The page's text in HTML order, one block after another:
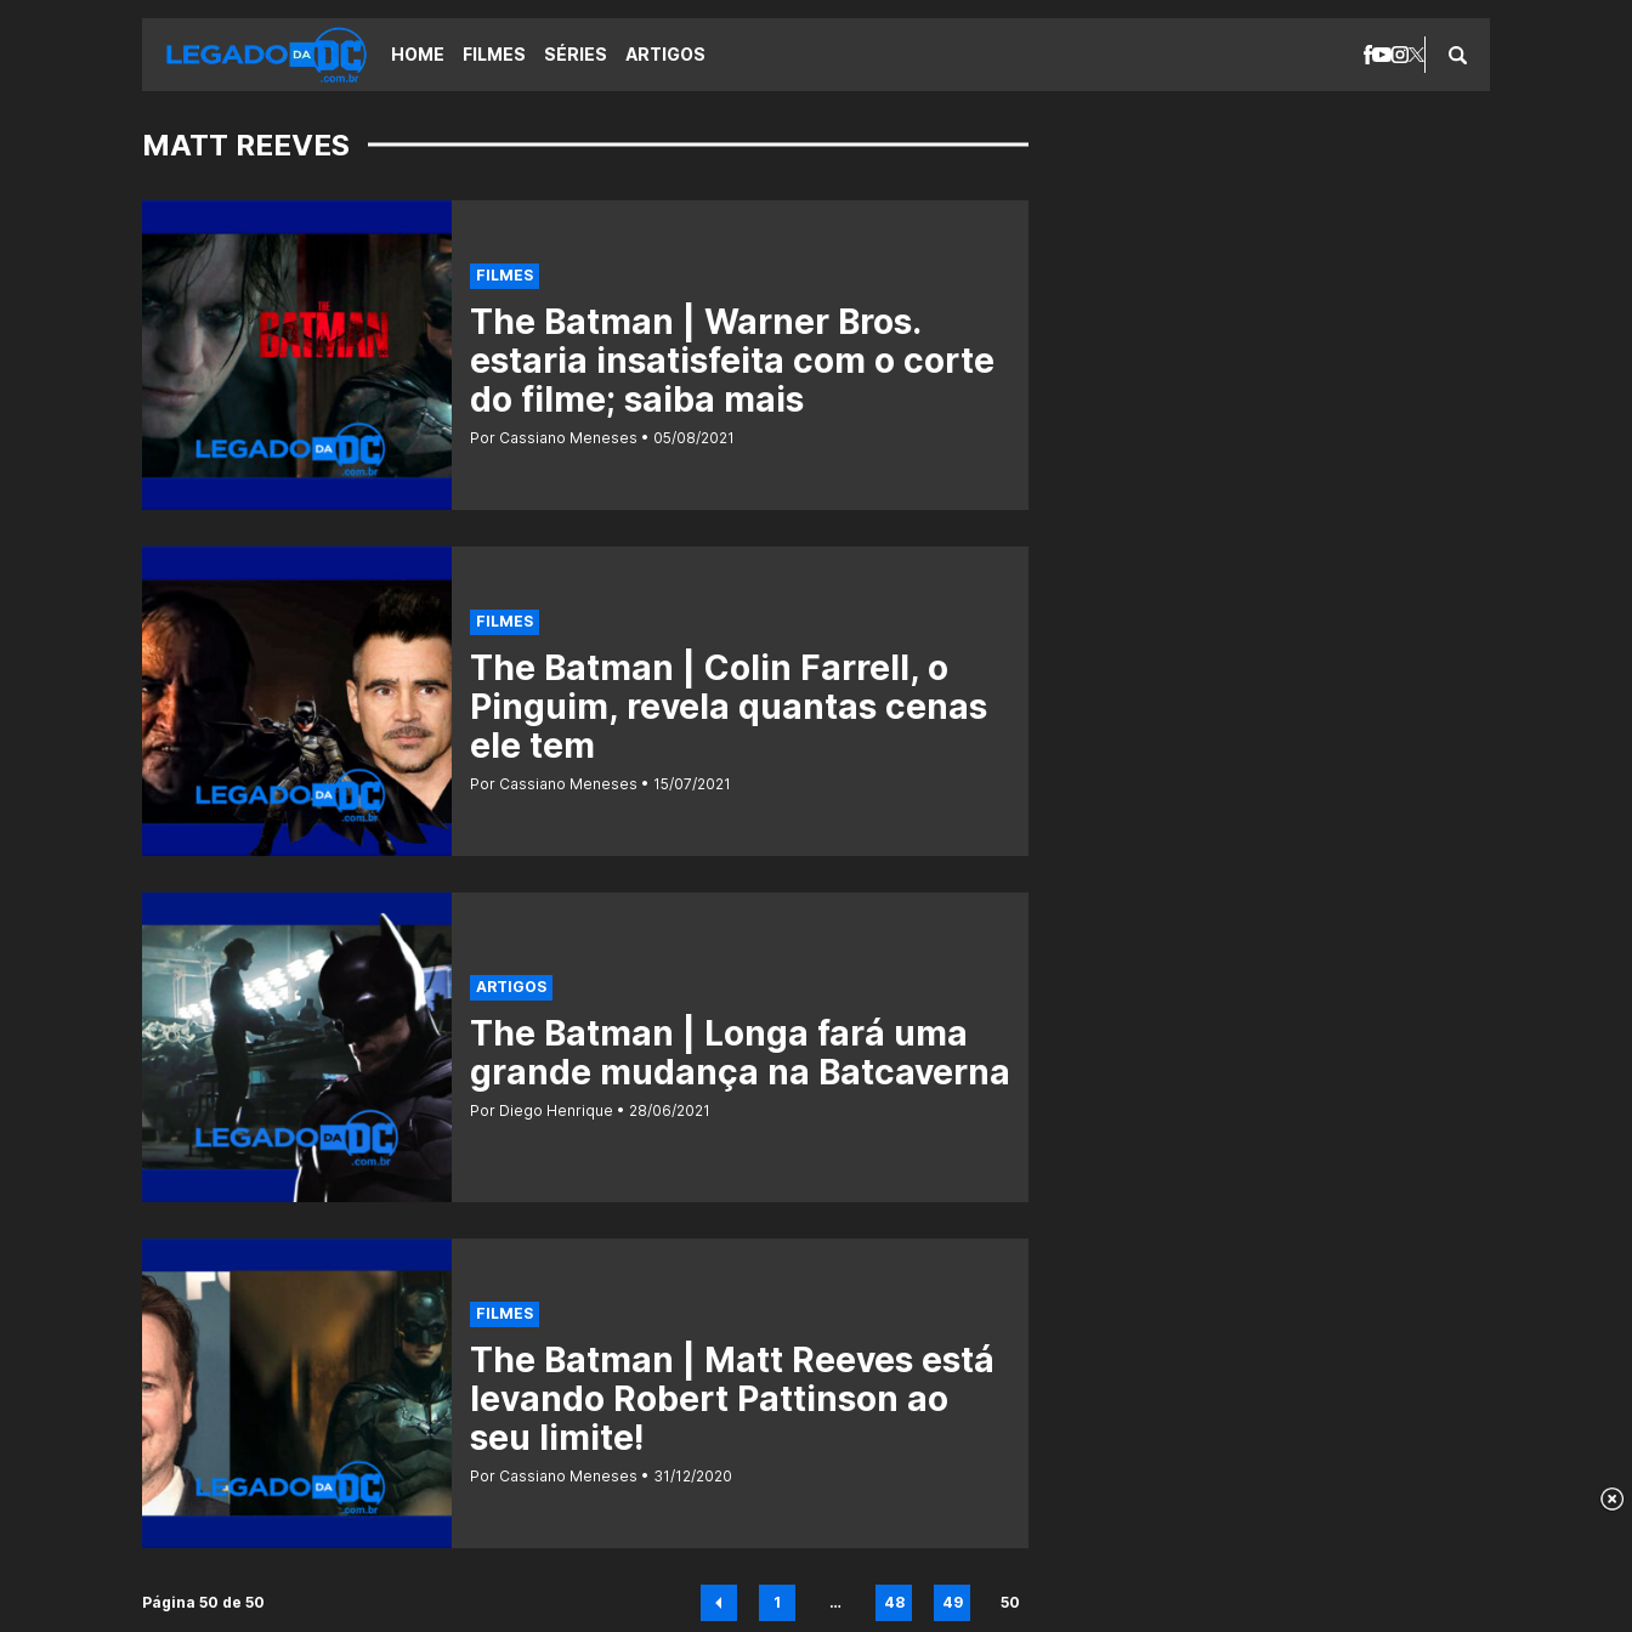
HOME FILMES SÉRIES ARTIGOS
MATT REEVES
FILMES
The Batman | Warner Bros.
estaria insatisfeita com o corte
do filme; saiba mais
Por Cassiano Meneses 05/08/2021
FILMES
The Batman | Colin Farrell, o
Pinguim, revela quantas cenas
ele tem
Por Cassiano Meneses 15/07/2021
ARTIGOS
The Batman | Longa fará uma
grande mudança na Batcaverna
Por Diego Henrique 28/06/2021
FILMES
The Batman | Matt Reeves está
levando Robert Pattinson ao
seu limite!
Por Cassiano Meneses 31/12/2020
Página 50 de 50
Página
1
…
Página
48
Página
49
50